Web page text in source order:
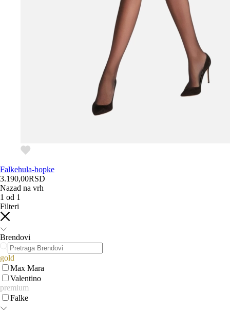
Falkehula-hopke
3.190,00RSD
Nazad na vrh
1 od 1
Filteri
Brendovi
gold
Max Mara
Valentino
premium
Falke